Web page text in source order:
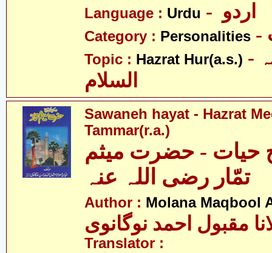
Language : Urdu
Category : Personalities
Topic : Hazrat Hur(a.s.) - حضرت حر علیہ
السلام
Sawaneh hayat - Hazrat
Tammar(r.a.)
حیات - حضرت میثم
تمّار رضی اللہ عنہ
Author : Molana Maqbool
مقبول احمد نوگانوی
Translator :